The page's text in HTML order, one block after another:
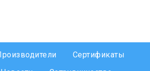
Сертификаты